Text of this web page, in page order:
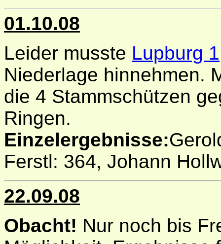
01.10.08
Leider musste Lupburg 1
Niederlage hinnehmen.
die 4 Stammschützen
Ringen.
Einzelergebnisse:
Ferstl: 364, Johann
22.09.08
Obacht! Nur noch bis